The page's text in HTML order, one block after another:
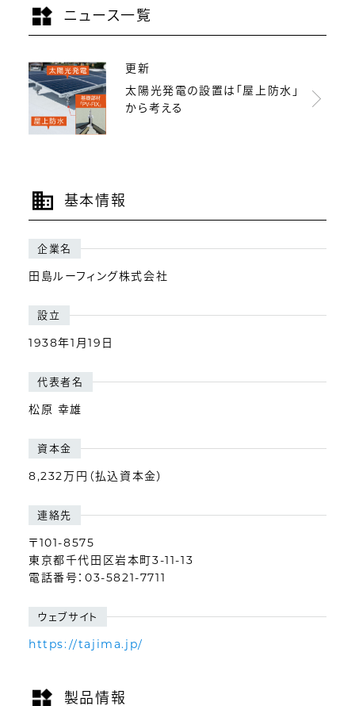
ニュース一覧
更新
太陽光発電の設置は「屋上防水」
から考える
基本情報
企業名
田島ルーフィング株式会社
設立
1938年1月19日
代表者名
松原 幸雄
資本金
8,232万円（払込資本金）
連絡先
〒101-8575
東京都千代田区岩本町3-11-13
電話番号：03-5821-7711
ウェブサイト
https://tajima.jp/
製品情報